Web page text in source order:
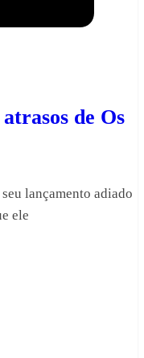
de Os
lançamento adiado
ele